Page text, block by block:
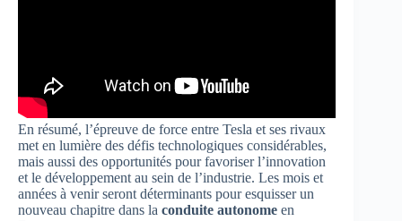
En résumé, l’épreuve de force entre Tesla et ses rivaux
met en lumière des défis technologiques considérables,
mais aussi des opportunités pour favoriser l’innovation
et le développement au sein de l’industrie. Les mois et
années à venir seront déterminants pour esquisser un
nouveau chapitre dans la conduite autonome en